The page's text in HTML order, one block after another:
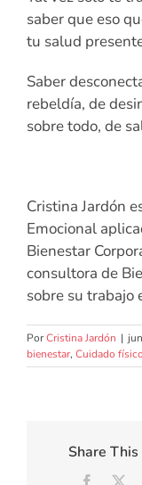
saber que eso
tu salud
Saber
rebeldía, de
sobre todo, de
Cristina Jardón
Emocional
Bienestar
consultora de
sobre su trabajo
PorCristina Jardón |
bienestar, Cuidado físico
Share